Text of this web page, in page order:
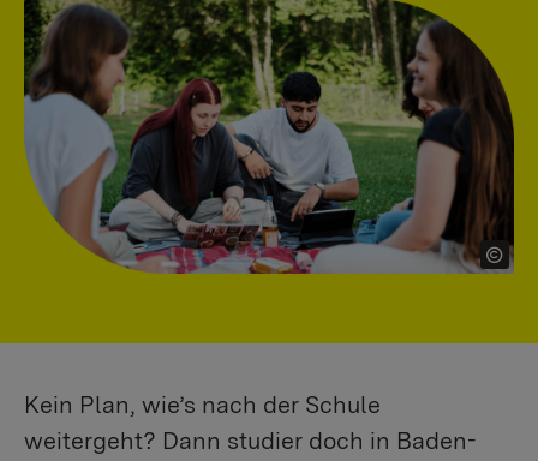
Kein Plan, wie’s nach der Schule
weitergeht? Dann studier doch in Baden-